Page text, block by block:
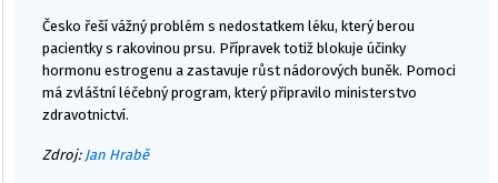
Česko řeší vážný problém s nedostatkem léku, který berou
pacientky s rakovinou prsu. Přípravek totiž blokuje účinky
hormonu estrogenu a zastavuje růst nádorových buněk. Pomoci
má zvláštní léčebný program, který připravilo ministerstvo
zdravotnictví.
Zdroj: Jan Hrabě